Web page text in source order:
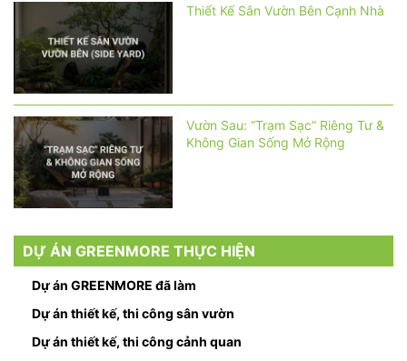
Thiết Kế Sân Vườn Bên Cạnh Nhà
Vườn Sau: “Trạm Sạc” Riêng Tư &
Không Gian Sống Mở Rộng
DỰ ÁN GREENMORE THỰC HIỆN
Dự án GREENMORE đã làm
Dự án thiết kế, thi công sân vườn
Dự án thiết kế, thi công cảnh quan